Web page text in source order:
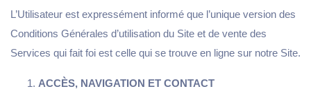
L’Utilisateur est expressément informé que l’unique version des
Conditions Générales d’utilisation du Site et de vente des
Services qui fait foi est celle qui se trouve en ligne sur notre Site.
ACCÈS, NAVIGATION ET CONTACT